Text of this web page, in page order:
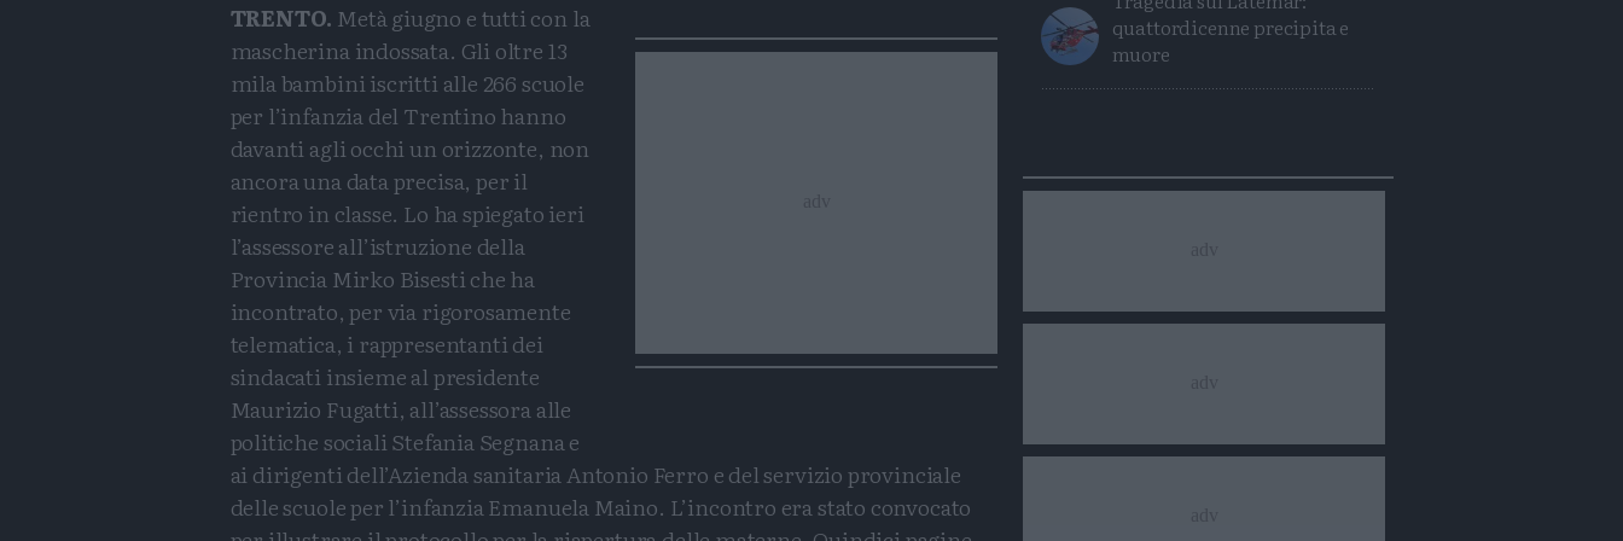
TRENTO. Metà giugno e tutti con la
mascherina indossata. Gli oltre 13
mila bambini iscritti alle 266 scuole
per l’infanzia del Trentino hanno
davanti agli occhi un orizzonte, non
ancora una data precisa, per il
rientro in classe. Lo ha spiegato ieri
l’assessore all’istruzione della
Provincia Mirko Bisesti che ha
incontrato, per via rigorosamente
telematica, i rappresentanti dei
sindacati insieme al presidente
Maurizio Fugatti, all’assessora alle
politiche sociali Stefania Segnana e
ai dirigenti dell’Azienda sanitaria Antonio Ferro e del servizio provinciale
delle scuole per l’infanzia Emanuela Maino. L’incontro era stato convocato
quattordicenne precipita e
muore